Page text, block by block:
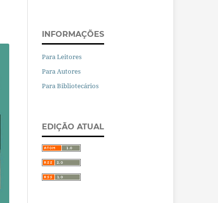
INFORMAÇÕES
Para Leitores
Para Autores
Para Bibliotecários
EDIÇÃO ATUAL